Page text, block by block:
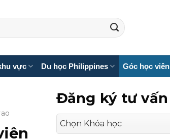
vực Du học Philippines Góc học viên
Đăng ký tư vấn